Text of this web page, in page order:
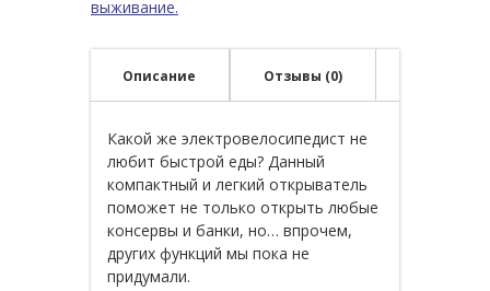
выживание.
Описание Отзывы (0)
Какой же электровелосипедист не
любит быстрой еды? Данный
компактный и легкий открыватель
поможет не только открыть любые
консервы и банки, но… впрочем,
других функций мы пока не
придумали.